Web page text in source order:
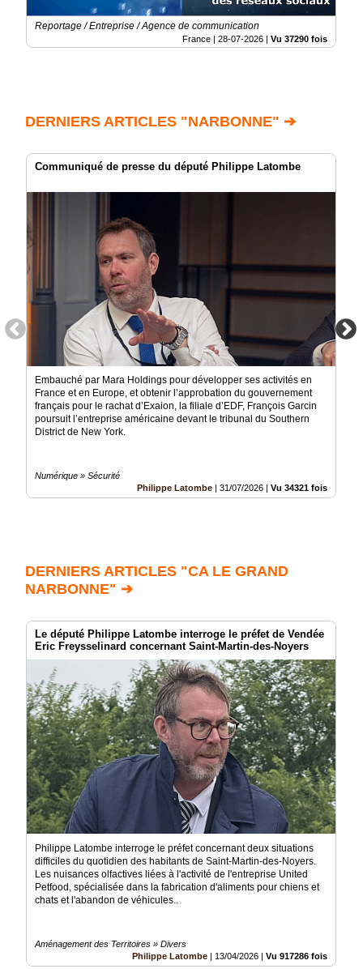
Reportage / Entreprise / Agence de communication
France | 28-07-2026 | Vu 37290 fois
DERNIERS ARTICLES "NARBONNE" ➔
Communiqué de presse du député Philippe Latombe
Embauché par Mara Holdings pour développer ses activités en
France et en Europe, et obtenir l’approbation du gouvernement
français pour le rachat d’Exaion, la filiale d’EDF, François Garcin
poursuit l’entreprise américaine devant le tribunal du Southern
District de New York.
Numérique » Sécurité
Philippe Latombe
31/07/2026 Vu 34321 fois
DERNIERS ARTICLES "CA LE GRAND
NARBONNE" ➔
Le député Philippe Latombe interroge le préfet de Vendée
Eric Freysselinard concernant Saint-Martin-des-Noyers
Philippe Latombe interroge le préfet concernant deux situations
difficiles du quotidien des habitants de Saint-Martin-des-Noyers.
Les nuisances olfactives liées à l'activité de l'entreprise United
Petfood, spécialisée dans la fabrication d'aliments pour chiens et
chats et l'abandon de véhicules..
Aménagement des Territoires » Divers
Philippe Latombe | 13/04/2026 | Vu 917286 fois